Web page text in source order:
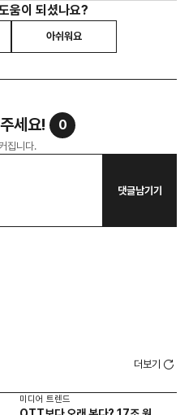
움이 되셨나요?
아쉬워요
세요! 0
집니다.
댓글남기기
더보기
미디어 트렌드